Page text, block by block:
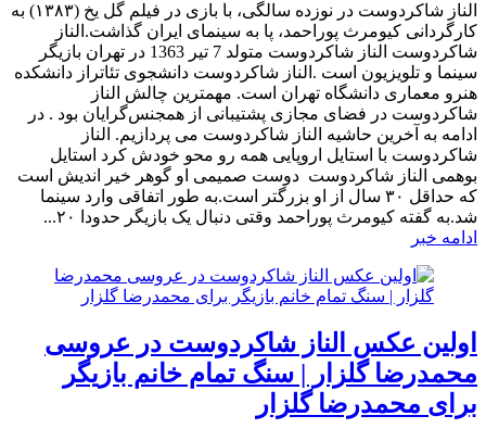
الناز شاکردوست در نوزده سالگی، با بازی در فیلم گل یخ (۱۳۸۳) به
کارگردانی کیومرث پوراحمد، پا به سینمای ایران گذاشت.الناز
شاکردوست الناز شاکردوست متولد 7 تیر 1363 در تهران بازیگر
سینما و تلویزیون است .الناز شاکردوست دانشجوی تئاتراز دانشکده
هنرو معماری دانشگاه تهران است. مهمترین چالش الناز
شاکردوست در فضای مجازی پشتیبانی از همجنس‌گرایان بود . در
ادامه به آخرین حاشیه الناز شاکردوست می پردازیم. الناز
شاکردوست با استایل اروپایی همه رو محو خودش کرد استایل
بوهمی الناز شاکردوست دوست صمیمی او گوهر خیر اندیش است
که حداقل ۳۰ سال از او بزرگتر است.به طور اتفاقی وارد سینما
شد.به گفته کیومرث پوراحمد وقتی دنبال یک بازیگر حدودا ۲۰...
ادامه خبر
اولین عکس الناز شاکردوست در عروسی
محمدرضا گلزار | سنگ تمام خانم بازیگر
برای محمدرضا گلزار